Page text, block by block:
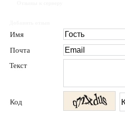
Имя
Почта
Текст
Код